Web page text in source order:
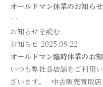
オールドマン休業のお知らせ
…
お知らせを読む
お知らせ 2025.09.22
オールドマン臨時休業のお
いつも弊社各店舗をご利用
ざいます。 中古販売買取